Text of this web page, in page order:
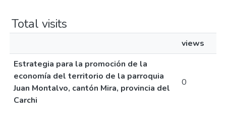
Total visits
views
Estrategia para la promoción de la
economía del territorio de la parroquia
Juan Montalvo, cantón Mira, provincia del
Carchi
0